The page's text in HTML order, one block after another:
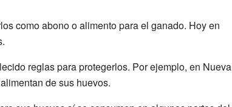
como abono o alimento para el ganado. Hoy en
reglas para protegerlos. Por ejemplo, en Nueva
de sus huevos.